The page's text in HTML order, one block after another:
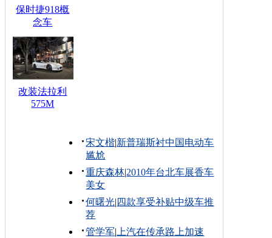
保时捷918概
念车
改装法拉利
575M
宋文楷|新普瑞斯衬中国电动车
尴尬
重庆森林|2010年台北车展香车
美女
何曙光| 四款享受补贴中级车推
荐
管学军| 上汽在传承路上加速